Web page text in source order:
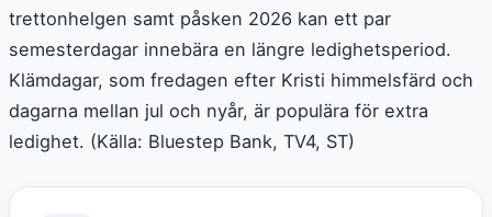
trettonhelgen samt påsken 2026 kan ett par
semesterdagar innebära en längre ledighetsperiod.
Klämdagar, som fredagen efter Kristi himmelsfärd och
dagarna mellan jul och nyår, är populära för extra
ledighet. (Källa: Bluestep Bank, TV4, ST)